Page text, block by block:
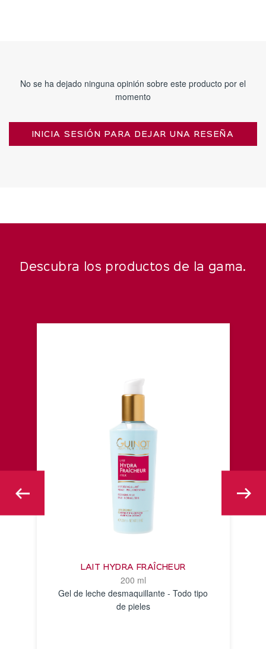
No se ha dejado ninguna opinión sobre este producto por el
momento
INICIA SESIÓN PARA DEJAR UNA RESEÑA
Descubra los productos de la gama.
LAIT HYDRA FRAÎCHEUR
200 ml
Gel de leche desmaquillante - Todo tipo
de pieles